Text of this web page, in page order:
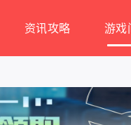
资讯攻略 游戏